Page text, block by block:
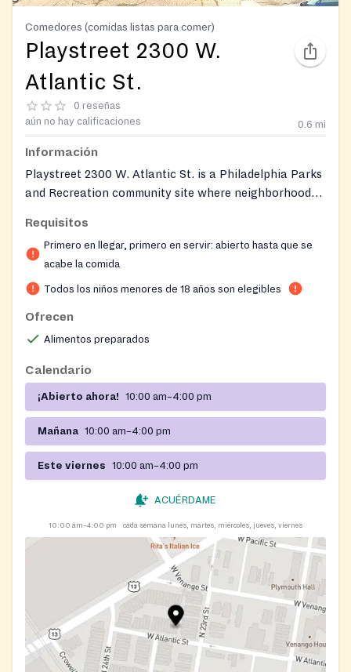
Comedores (comidas listas para comer)
Playstreet 2300 W.
Atlantic St.
0 reseñas
aún no hay calificaciones
0.6 mi
Información
Playstreet 2300 W. Atlantic St. is a Philadelphia Parks
and Recreation community site where neighborhood
weekday so children in the area have a safe,
supervised place to play. The site is part of the city's
network of more than 400 Playstreets that pair free
outdoor play with the USDA-funded Summer Food
snack during the school break.
Requisitos
Primero en llegar, primero en servir: abierto hasta que se
acabe la comida
Todos los niños menores de 18 años son elegibles
Ofrecen
Alimentos preparados
Calendario
¡Abierto ahora! 10:00 am–4:00 pm
Mañana 10:00 am–4:00 pm
Este viernes 10:00 am–4:00 pm
ACUÉRDAME
10:00 am–4:00 pm cada semana lunes, martes, miércoles, jueves, viernes